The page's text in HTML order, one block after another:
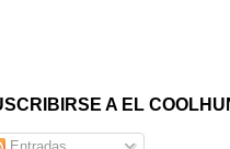
A EL